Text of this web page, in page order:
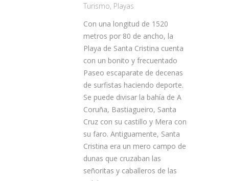
Turismo, Playas
Con una longitud de 1520
metros por 80 de ancho, la
Playa de Santa Cristina cuenta
con un bonito y frecuentado
Paseo escaparate de decenas
de surfistas haciendo deporte.
Se puede divisar la bahía de A
Coruña, Bastiagueiro, Santa
Cruz con su castillo y Mera con
su faro. Antiguamente, Santa
Cristina era un mero campo de
dunas que cruzaban las
señoritas y caballeros de las